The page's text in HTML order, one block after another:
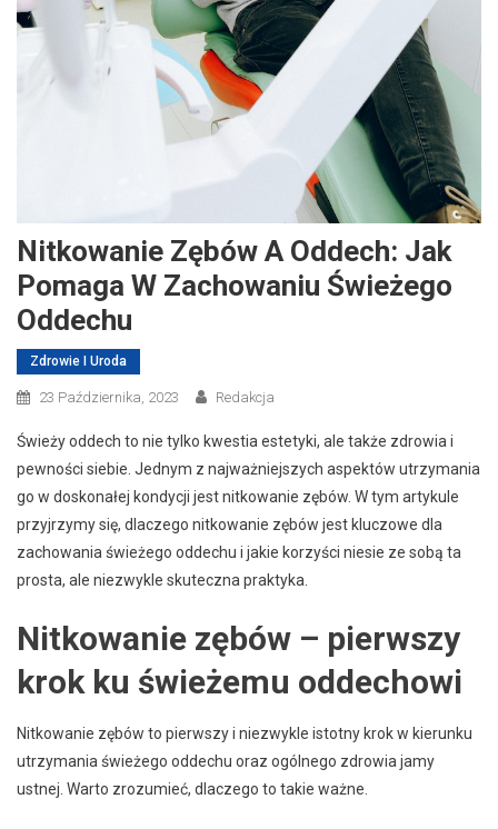
Nitkowanie Zębów A Oddech: Jak
Pomaga W Zachowaniu Świeżego
Oddechu
Zdrowie I Uroda
23 Października, 2023 Redakcja
Świeży oddech to nie tylko kwestia estetyki, ale także zdrowia i
pewności siebie. Jednym z najważniejszych aspektów utrzymania
go w doskonałej kondycji jest nitkowanie zębów. W tym artykule
przyjrzymy się, dlaczego nitkowanie zębów jest kluczowe dla
zachowania świeżego oddechu i jakie korzyści niesie ze sobą ta
prosta, ale niezwykle skuteczna praktyka.
Nitkowanie zębów – pierwszy
krok ku świeżemu oddechowi
Nitkowanie zębów to pierwszy i niezwykle istotny krok w kierunku
utrzymania świeżego oddechu oraz ogólnego zdrowia jamy
ustnej. Warto zrozumieć, dlaczego to takie ważne.